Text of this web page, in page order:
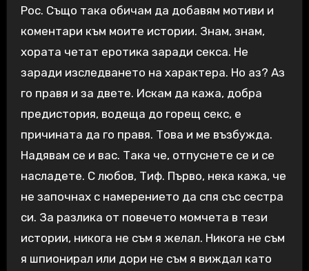
Рос. Също така обичам да добавям мотиви и
коментари към моите истории. Знам, знам,
хората четат еротика заради секса. Не
заради изследването на характера. Но аз? Аз
го правя и за двете. Искам да кажа, добра
предистория, водеща до горещ секс, е
причината да го правя. Това и ме възбужда.
Надявам се и вас. Така че, отпуснете се и се
насладете. С любов, Тиф. Първо, нека кажа, че
не започнах с намерението да спя със сестра
си. За разлика от повечето момчета в тези
истории, никога не съм я желал. Никога не съм
я шпионирал или дори не съм я виждал като